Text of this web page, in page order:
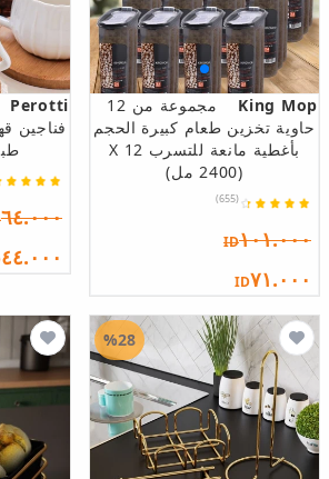
King Mop
مجموعة من 12
حاوية تخزين طعام كبيرة الحجم
بأغطية مانعة للتسرب 12 X
(2400 مل)
(655)
ID١٠١.٠٠٠
ID٧١.٠٠٠
Perotti
٦٤.٠٠٠
٤٤.٠٠٠
%28